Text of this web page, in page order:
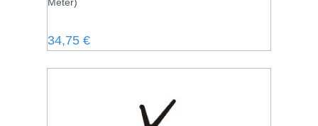
Meter)
Regulärer Preis:
34,75 €